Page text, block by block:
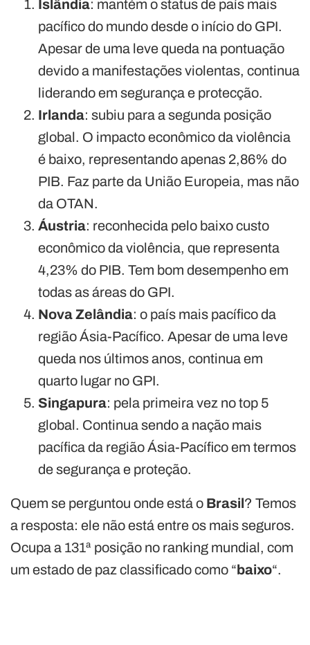
Islândia: mantém o status de país mais
pacífico do mundo desde o início do GPI.
Apesar de uma leve queda na pontuação
devido a manifestações violentas, continua
liderando em segurança e protecção.
Irlanda: subiu para a segunda posição
global. O impacto econômico da violência
é baixo, representando apenas 2,86% do
PIB. Faz parte da União Europeia, mas não
da OTAN.
Áustria: reconhecida pelo baixo custo
econômico da violência, que representa
4,23% do PIB. Tem bom desempenho em
todas as áreas do GPI.
Nova Zelândia: o país mais pacífico da
região Ásia-Pacífico. Apesar de uma leve
queda nos últimos anos, continua em
quarto lugar no GPI.
Singapura: pela primeira vez no top 5
global. Continua sendo a nação mais
pacífica da região Ásia-Pacífico em termos
de segurança e proteção.
Quem se perguntou onde está o Brasil? Temos
a resposta: ele não está entre os mais seguros.
Ocupa a 131ª posição no ranking mundial, com
um estado de paz classificado como “baixo“.